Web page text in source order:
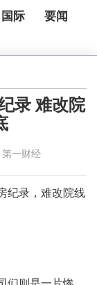
国际
要闻
录 难改院
第一财经
纪录，难改院线